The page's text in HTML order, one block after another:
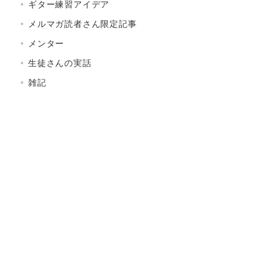
ギター練習アイデア
メルマガ読者さん限定記事
メンター
生徒さんの実話
雑記